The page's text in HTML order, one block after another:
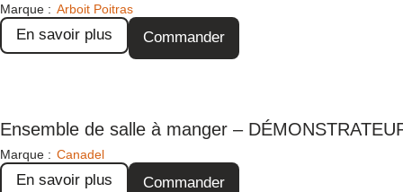
Marque : Arboit Poitras
En savoir plus Commander
Ensemble de salle à manger –
Marque : Canadel
En savoir plus Commander